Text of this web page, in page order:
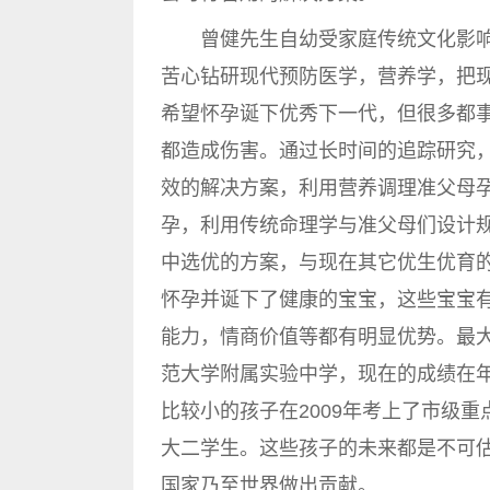
曾健先生自幼受家庭传统文化影响
苦心钻研现代预防医学，营养学，把
希望怀孕诞下优秀下一代，但很多都
都造成伤害。通过长时间的追踪研究
效的解决方案，利用营养调理准父母
孕，利用传统命理学与准父母们设计
中选优的方案，与现在其它优生优育
怀孕并诞下了健康的宝宝，这些宝宝
能力，情商价值等都有明显优势。最
范大学附属实验中学，现在的成绩在
比较小的孩子在2009年考上了市级
大二学生。这些孩子的未来都是不可
国家乃至世界做出贡献。